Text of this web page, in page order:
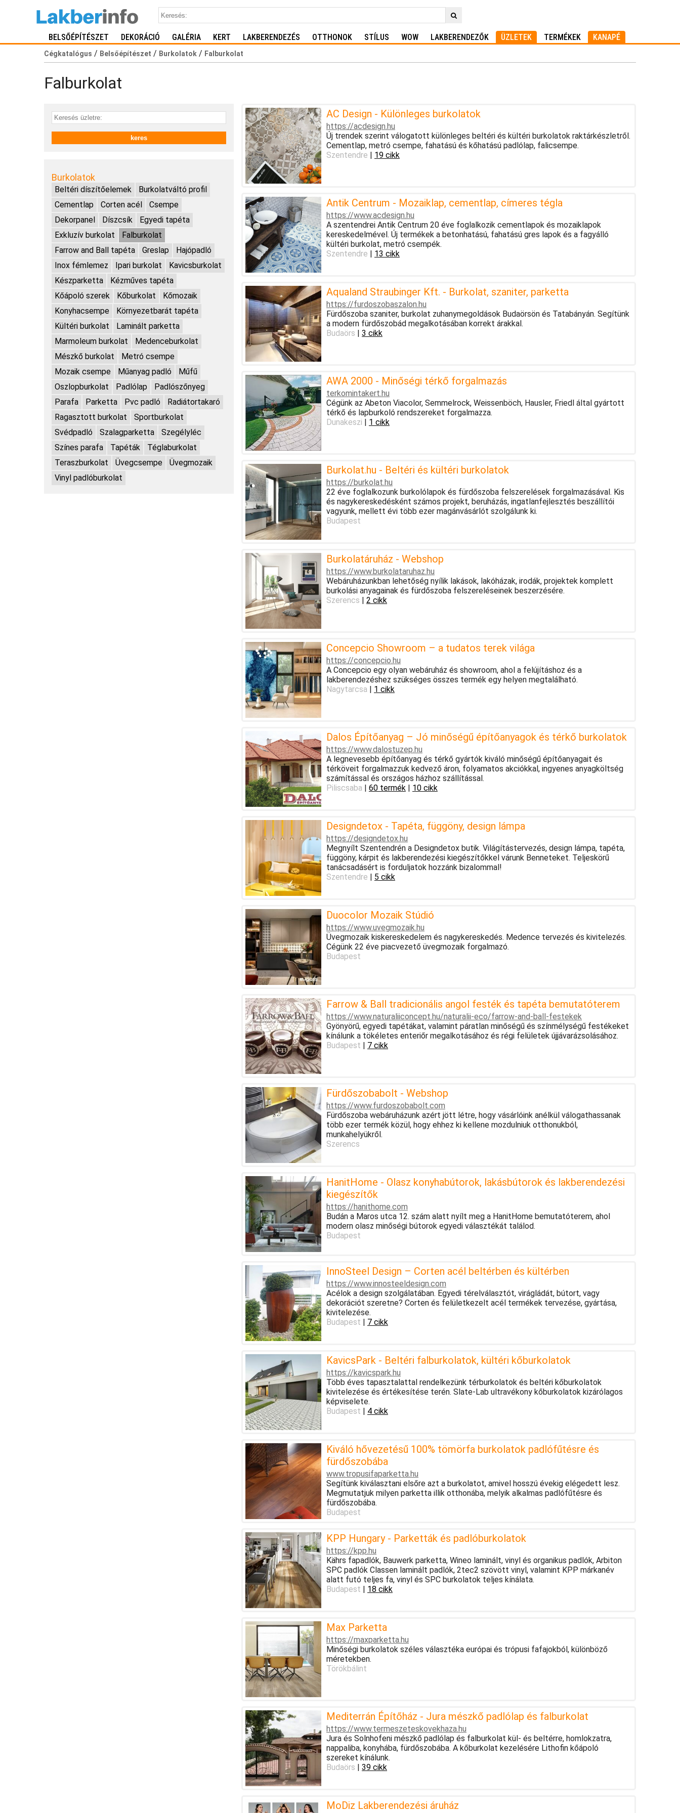
BELSŐÉPÍTÉSZET DEKORÁCIÓ GALÉRIA KERT LAKBERENDEZÉS OTTHONOK STÍLUS WOW LAKBERENDEZŐK ÜZLETEK TERMÉKEK KANAPÉ
Cégkatalógus / Belsőépítészet / Burkolatok / Falburkolat
Falburkolat
Burkolatok
Beltéri díszítőelemek
Burkolatváltó profil
Cementlap
Corten acél
Csempe
Dekorpanel
Díszcsík
Egyedi tapéta
Exkluzív burkolat
Falburkolat
Farrow and Ball tapéta
Greslap
Hajópadló
Inox fémlemez
Ipari burkolat
Kavicsburkolat
Készparketta
Kézműves tapéta
Kőápoló szerek
Kőburkolat
Kőmozaik
Konyhacsempe
Környezetbarát tapéta
Kültéri burkolat
Laminált parketta
Marmoleum burkolat
Medenceburkolat
Mészkő burkolat
Metró csempe
Mozaik csempe
Műanyag padló
Műfű
Oszlopburkolat
Padlólap
Padlószőnyeg
Parafa
Parketta Pvc padló
Radiátortakaró
Ragasztott burkolat
Sportburkolat
Svédpadló
Szalagparketta
Szegélyléc
Színes parafa
Tapéták
Téglaburkolat
Teraszburkolat
Üvegcsempe
Üvegmozaik
Vinyl padlóburkolat
AC Design - Különleges burkolatok
https://acdesign.hu
Új trendek szerint válogatott különleges beltéri és kültéri burkolatok raktárkészletről.
Cementlap, metró csempe, fahatású és kőhatású padlólap, falicsempe.
Szentendre | 19 cikk
Antik Centrum - Mozaiklap, cementlap, címeres tégla
https://www.acdesign.hu
A szentendrei Antik Centrum 20 éve foglalkozik cementlapok és mozaiklapok
kereskedelmével. Új termékek a betonhatású, fahatású gres lapok és a fagyálló
kültéri burkolat, metró csempék.
Szentendre | 13 cikk
Aqualand Straubinger Kft. - Burkolat, szaniter, parketta
https://furdoszobaszalon.hu
Fürdőszoba szaniter, burkolat zuhanymegoldások Budaörsön és Tatabányán. Segítünk
a modern fürdőszobád megalkotásában korrekt árakkal.
Budaörs | 3 cikk
AWA 2000 - Minőségi térkő forgalmazás
terkomintakert.hu
Cégünk az Abeton Viacolor, Semmelrock, Weissenböch, Hausler, Friedl által gyártott
térkő és lapburkoló rendszereket forgalmazza.
Dunakeszi | 1 cikk
Burkolat.hu - Beltéri és kültéri burkolatok
https://burkolat.hu
22 éve foglalkozunk burkolólapok és fürdőszoba felszerelések forgalmazásával. Kis
és nagykereskedésként számos projekt, beruházás, ingatlanfejlesztés beszállítói
vagyunk, mellett évi több ezer magánvásárlót szolgálunk ki.
Budapest
Burkolatáruház - Webshop
https://www.burkolataruhaz.hu
Webáruházunkban lehetőség nyílik lakások, lakóházak, irodák, projektek komplett
burkolási anyagainak és fürdőszoba felszereléseinek beszerzésére.
Szerencs | 2 cikk
Concepcio Showroom – a tudatos terek világa
https://concepcio.hu
A Concepcio egy olyan webáruház és showroom, ahol a felújításhoz és a
lakberendezéshez szükséges összes termék egy helyen megtalálható.
Nagytarcsa | 1 cikk
Dalos Építőanyag – Jó minőségű építőanyagok és térkő burkolatok
https://www.dalostuzep.hu
A legnevesebb építőanyag és térkő gyártók kiváló minőségű építőanyagait és
térköveit forgalmazzuk kedvező áron, folyamatos akciókkal, ingyenes anyagköltség
számítással és országos házhoz szállítással.
Piliscsaba | 60 termék| 10 cikk
Designdetox - Tapéta, függöny, design lámpa
https://designdetox.hu
Megnyílt Szentendrén a Designdetox butik. Világítástervezés, design lámpa, tapéta,
függöny, kárpit és lakberendezési kiegészítőkkel várunk Benneteket. Teljeskörű
tanácsadásért is forduljatok hozzánk bizalommal!
Szentendre | 5 cikk
Duocolor Mozaik Stúdió
https://www.uvegmozaik.hu
Üvegmozaik kiskereskedelem és nagykereskedés. Medence tervezés és kivitelezés.
Cégünk 22 éve piacvezető üvegmozaik forgalmazó.
Budapest
Farrow & Ball tradicionális angol festék és tapéta bemutatóterem
https://www.naturaliiconcept.hu/naturalii-eco/farrow-and-ball-festekek
Gyönyörű, egyedi tapétákat, valamint páratlan minőségű és színmélységű festékeket
kínálunk a tökéletes enteriőr megalkotásához és régi felületek újjávarázsolásához.
Budapest | 7 cikk
Fürdőszobabolt - Webshop
https://www.furdoszobabolt.com
Fürdőszoba webáruházunk azért jött létre, hogy vásárlóink anélkül válogathassanak
több ezer termék közül, hogy ehhez ki kellene mozdulniuk otthonukból,
munkahelyükről.
Szerencs
HanitHome - Olasz konyhabútorok, lakásbútorok és lakberendezési
kiegészítők
https://hanithome.com
Budán a Maros utca 12. szám alatt nyílt meg a HanitHome bemutatóterem, ahol
modern olasz minőségi bútorok egyedi választékát találod.
Budapest
InnoSteel Design – Corten acél beltérben és kültérben
https://www.innosteeldesign.com
Acélok a design szolgálatában. Egyedi térelválasztót, virágládát, bútort, vagy
dekorációt szeretne? Corten és felületkezelt acél termékek tervezése, gyártása,
kivitelezése.
Budapest | 7 cikk
KavicsPark - Beltéri falburkolatok, kültéri kőburkolatok
https://kavicspark.hu
Több éves tapasztalattal rendelkezünk térburkolatok és beltéri kőburkolatok
kivitelezése és értékesítése terén. Slate-Lab ultravékony kőburkolatok kizárólagos
képviselete.
Budapest | 4 cikk
Kiváló hővezetésű 100% tömörfa burkolatok padlófűtésre és
fürdőszobába
www.tropusifaparketta.hu
Segítünk kiválasztani elsőre azt a burkolatot, amivel hosszú évekig elégedett lesz.
Megmutatjuk milyen parketta illik otthonába, melyik alkalmas padlófűtésre és
fürdőszobába.
Budapest
KPP Hungary - Parketták és padlóburkolatok
https://kpp.hu
Kährs fapadlók, Bauwerk parketta, Wineo laminált, vinyl és organikus padlók, Arbiton
SPC padlók Classen laminált padlók, 2tec2 szövött vinyl, valamint KPP márkanév
alatt futó teljes fa, vinyl és SPC burkolatok teljes kínálata.
Budapest | 18 cikk
Max Parketta
https://maxparketta.hu
Minőségi burkolatok széles választéka európai és trópusi fafajokból, különböző
méretekben.
Törökbálint
Mediterrán Építőház - Jura mészkő padlólap és falburkolat
https://www.termeszeteskovekhaza.hu
Jura és Solnhofeni mészkő padlólap és falburkolat kül- és beltérre, homlokzatra,
nappaliba, konyhába, fürdőszobába. A kőburkolat kezelésére Lithofin kőápoló
szereket kínálunk.
Budaörs | 39 cikk
MoDiz Lakberendezési áruház